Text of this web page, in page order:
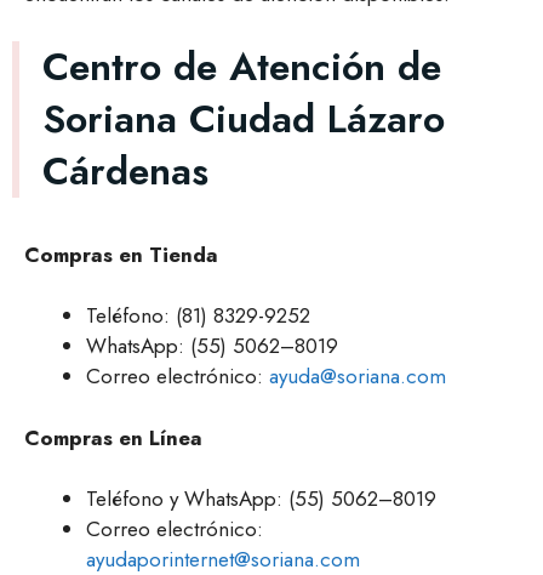
Centro de Atención de
Soriana Ciudad Lázaro
Cárdenas
Compras en Tienda
Teléfono: (81) 8329-9252
WhatsApp: (55) 5062–8019
Correo electrónico: ayuda@soriana.com
Compras en Línea
Teléfono y WhatsApp: (55) 5062–8019
Correo electrónico:
ayudaporinternet@soriana.com